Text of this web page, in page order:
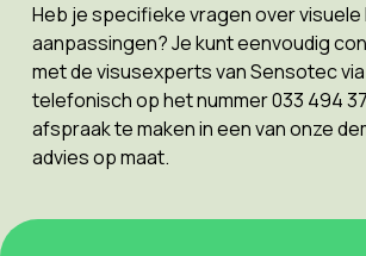
Heb je specifieke vragen over visuele
aanpassingen? Je kunt eenvoudig
met de visusexperts van Sensotec
telefonisch op het nummer 033 494
afspraak te maken in een van onze
advies op maat.